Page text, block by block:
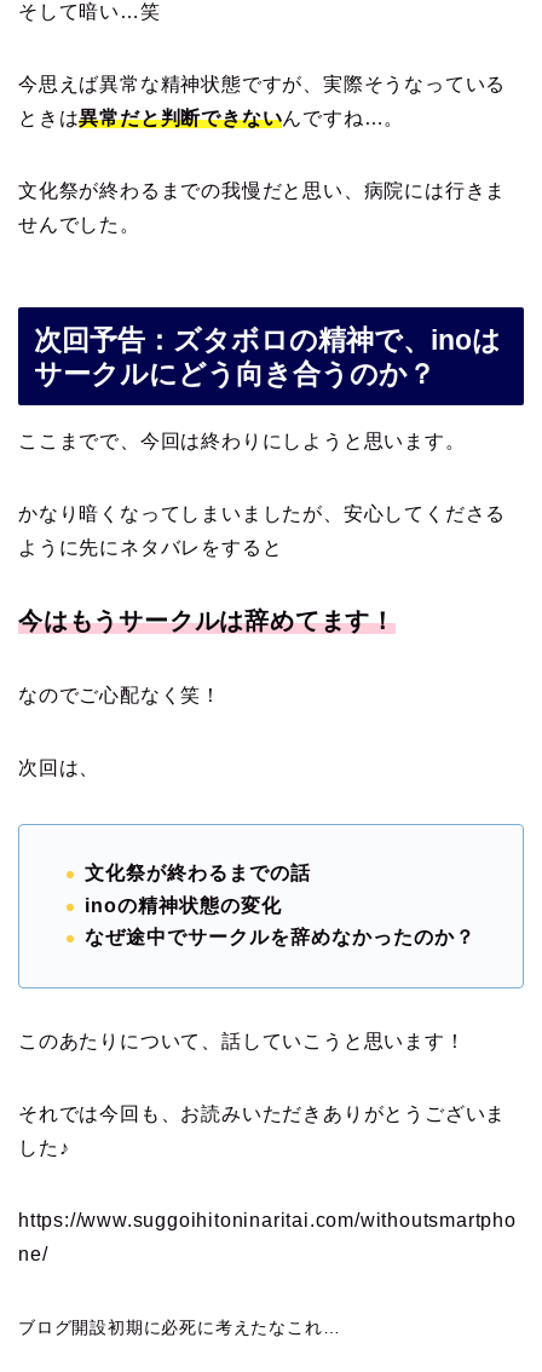
そして暗い…笑
今思えば異常な精神状態ですが、実際そうなっている
ときは異常だと判断できないんですね…。
文化祭が終わるまでの我慢だと思い、病院には行きま
せんでした。
次回予告：ズタボロの精神で、inoは
サークルにどう向き合うのか？
ここまでで、今回は終わりにしようと思います。
かなり暗くなってしまいましたが、安心してくださる
ように先にネタバレをすると
今はもうサークルは辞めてます！
なのでご心配なく笑！
次回は、
文化祭が終わるまでの話
inoの精神状態の変化
なぜ途中でサークルを辞めなかったのか？
このあたりについて、話していこうと思います！
それでは今回も、お読みいただきありがとうございま
した♪
https://www.suggoihitoninaritai.com/withoutsmartpho
ne/
ブログ開設初期に必死に考えたなこれ…